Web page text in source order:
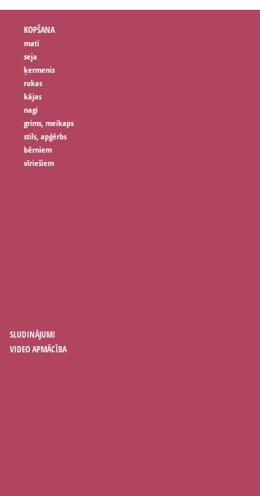
KOPŠANA
mati
seja
ķermenis
rokas
kājas
nagi
grims, meikaps
stils, apģērbs
bērniem
vīriešiem
SLUDINĀJUMI
VIDEO APMĀCĪBA